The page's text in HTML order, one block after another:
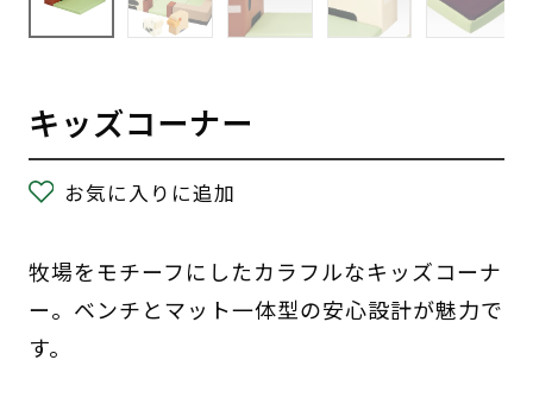
キッズコーナー
お気に入りに追加
牧場をモチーフにしたカラフルなキッズコーナ
ー。ベンチとマット一体型の安心設計が魅力で
す。